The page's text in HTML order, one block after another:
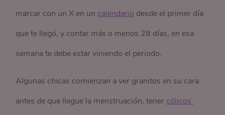
marcar con un X en un calendario desde el primer día
que te llegó, y contar más o menos 28 días, en esa
semana te debe estar viniendo el periodo.
Algunas chicas comienzan a ver granitos en su cara
antes de que llegue la menstruación, tener cólicos